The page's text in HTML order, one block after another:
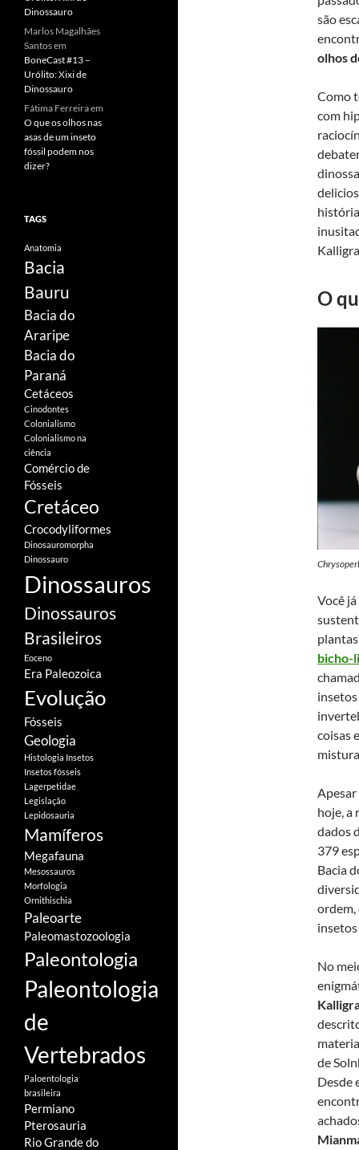
são
olhos
Como
com
O
Você
bicho-
coisas
Apesar
hoje, a
dados
379
Bacia
ordem,
No
de
Desde
Dinossauro
Marlos Magalhães
Santosem
BoneCast #13 –
Urólito: Xixi de
Dinossauro
Fátima Ferreiraem
O que os olhos nas
asas de um inseto
fóssil podem nos
dizer?
TAGS
Anatomia
Bacia
Bauru
Bacia do
Araripe
Bacia do
Paraná
Cetáceos
Cinodontes
Colonialismo
Colonialismo na
ciência
Comércio de
Fósseis
Cretáceo
Crocodyliformes
Dinosauromorpha
Dinossauro
Dinossauros
Dinossauros
Brasileiros
Eoceno
Era Paleozoica
Evolução
Fósseis
Geologia
Histologia Insetos
Insetos fósseis
Lagerpetidae
Legislação
Lepidosauria
Mamíferos
Megafauna
Mesossauros
Morfologia
Ornithischia
Paleoarte
Paleomastozoologia
Paleontologia
Paleontologia
de
Vertebrados
Paloentologia
brasileira
Permiano
Pterosauria
Rio Grande do